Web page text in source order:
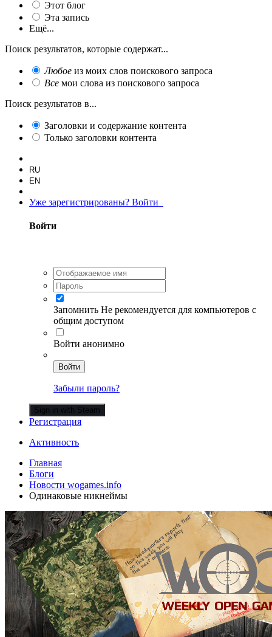
Этот блог
Эта запись
Ещё...
Поиск результатов, которые содержат...
Любое из моих слов поискового запроса
Все мои слова из поискового запроса
Поиск результатов в...
Заголовки и содержание контента
Только заголовки контента
RU
EN
Уже зарегистрированы? Войти
Войти
Запомнить Не рекомендуется для компьютеров с
общим доступом
Войти анонимно
Войти
Забыли пароль?
Sign in with Steam
Регистрация
Активность
Главная
Блоги
Новости wogames.info
Одинаковые никнеймы